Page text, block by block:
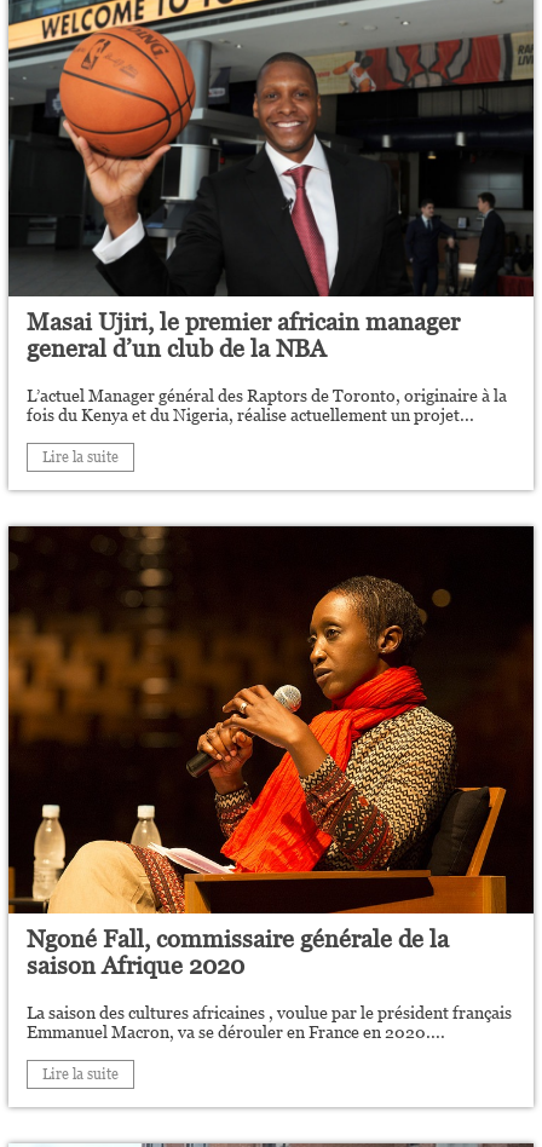
Masai Ujiri, le premier africain manager
general d’un club de la NBA
L’actuel Manager général des Raptors de Toronto, originaire à la
fois du Kenya et du Nigeria, réalise actuellement un projet...
Lire la suite
Ngoné Fall, commissaire générale de la
saison Afrique 2020
La saison des cultures africaines , voulue par le président français
Emmanuel Macron, va se dérouler en France en 2020....
Lire la suite